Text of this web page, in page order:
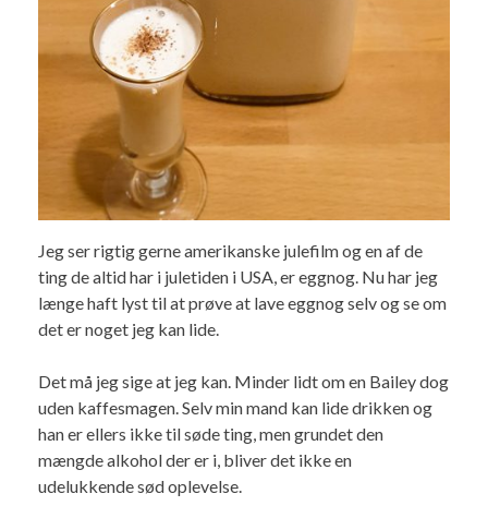
Jeg ser rigtig gerne amerikanske julefilm og en af de
ting de altid har i juletiden i USA, er eggnog. Nu har jeg
længe haft lyst til at prøve at lave eggnog selv og se om
det er noget jeg kan lide.
Det må jeg sige at jeg kan. Minder lidt om en Bailey dog
uden kaffesmagen. Selv min mand kan lide drikken og
han er ellers ikke til søde ting, men grundet den
mængde alkohol der er i, bliver det ikke en
udelukkende sød oplevelse.